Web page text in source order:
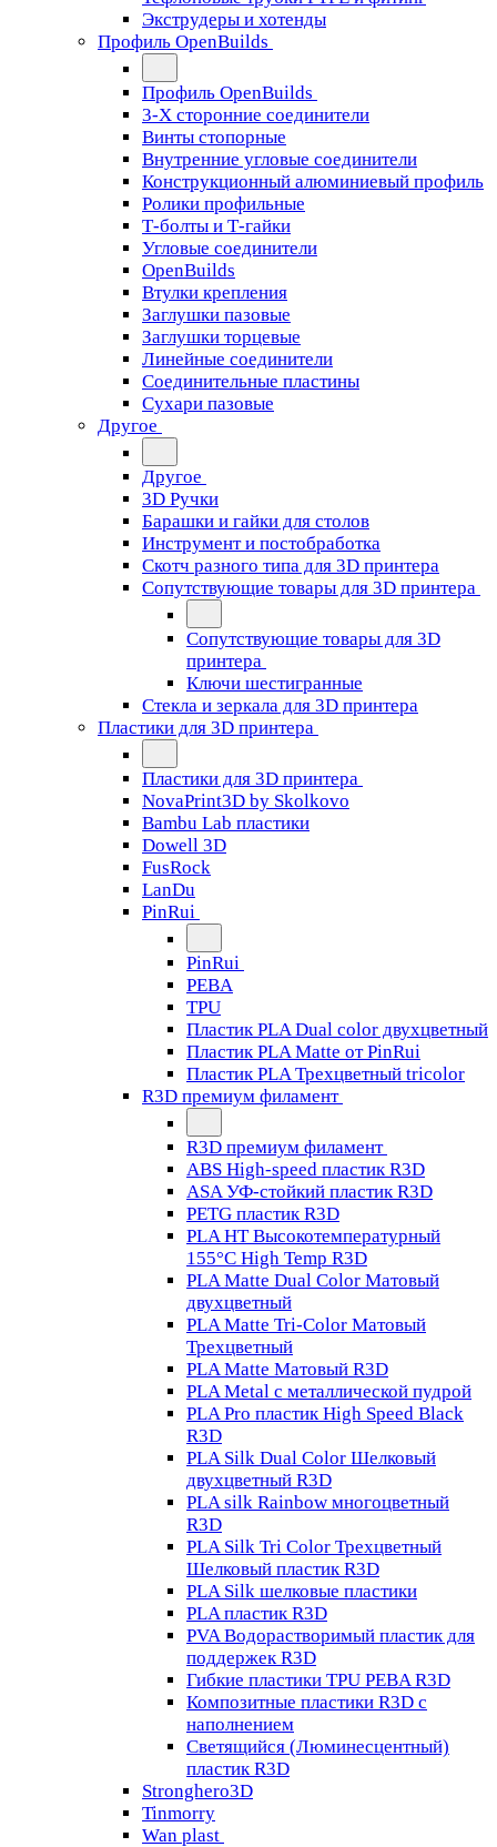
Экструдеры и хотенды
Профиль OpenBuilds
Профиль OpenBuilds
3-Х сторонние соединители
Винты стопорные
Внутренние угловые соединители
Конструкционный алюминиевый профиль
Ролики профильные
Т-болты и Т-гайки
Угловые соединители
OpenBuilds
Втулки крепления
Заглушки пазовые
Заглушки торцевые
Линейные соединители
Соединительные пластины
Сухари пазовые
Другое
Другое
3D Ручки
Барашки и гайки для столов
Инструмент и постобработка
Скотч разного типа для 3D принтера
Сопутствующие товары для 3D принтера
Сопутствующие товары для 3D
принтера
Ключи шестигранные
Стекла и зеркала для 3D принтера
Пластики для 3D принтера
Пластики для 3D принтера
NovaPrint3D by Skolkovo
Bambu Lab пластики
Dowell 3D
FusRock
LanDu
PinRui
PinRui
PEBA
TPU
Пластик PLA Dual color двухцветный
Пластик PLA Matte от PinRui
Пластик PLA Трехцветный tricolor
R3D премиум филамент
R3D премиум филамент
ABS High-speed пластик R3D
ASA УФ-стойкий пластик R3D
PETG пластик R3D
PLA HT Высокотемпературный
155°C High Temp R3D
PLA Matte Dual Color Матовый
двухцветный
PLA Matte Tri-Color Матовый
Трехцветный
PLA Matte Матовый R3D
PLA Metal с металлической пудрой
PLA Pro пластик High Speed Black
R3D
PLA Silk Dual Color Шелковый
двухцветный R3D
PLA silk Rainbow многоцветный
R3D
PLA Silk Tri Color Трехцветный
Шелковый пластик R3D
PLA Silk шелковые пластики
PLA пластик R3D
PVA Водорастворимый пластик для
поддержек R3D
Гибкие пластики TPU PEBA R3D
Композитные пластики R3D с
наполнением
Светящийся (Люминесцентный)
пластик R3D
Stronghero3D
Tinmorry
Wan plast